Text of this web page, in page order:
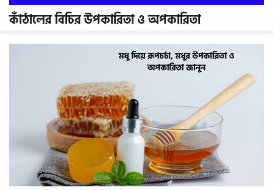
কাঁঠালের বিচির উপকারিতা ও অপকারিতা